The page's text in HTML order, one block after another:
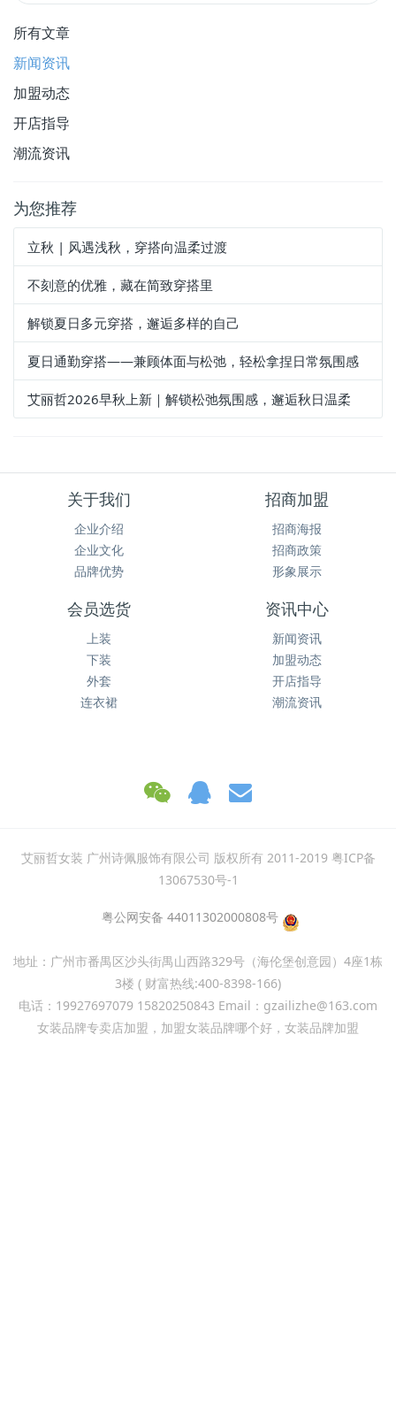
所有文章
新闻资讯
加盟动态
开店指导
为您推荐
立秋 | 风遇浅秋，穿搭向温柔过渡
不刻意的优雅，藏在简致穿搭里
解锁夏日多元穿搭，邂逅多样的自己
夏日通勤穿搭——兼顾体面与松弛，轻松拿捏日常氛围感
艾丽哲2026早秋上新｜解锁松弛氛围感，邂逅秋日温柔
关于我们
企业介绍
企业文化
招商加盟
招商海报
招商政策
会员选货
上装
下装
外套
资讯中心
新闻资讯
加盟动态
开店指导
艾丽哲女装 广州诗佩服饰有限公司 版权所有 2011-2019 粤ICP备
地址：广州市番禺区沙头街禺山西路329号（海伦堡创意园）4座1栋
3楼 ( 财富热线:400-8398-166)
电话：19927697079 15820250843 Email：gzailizhe@163.com